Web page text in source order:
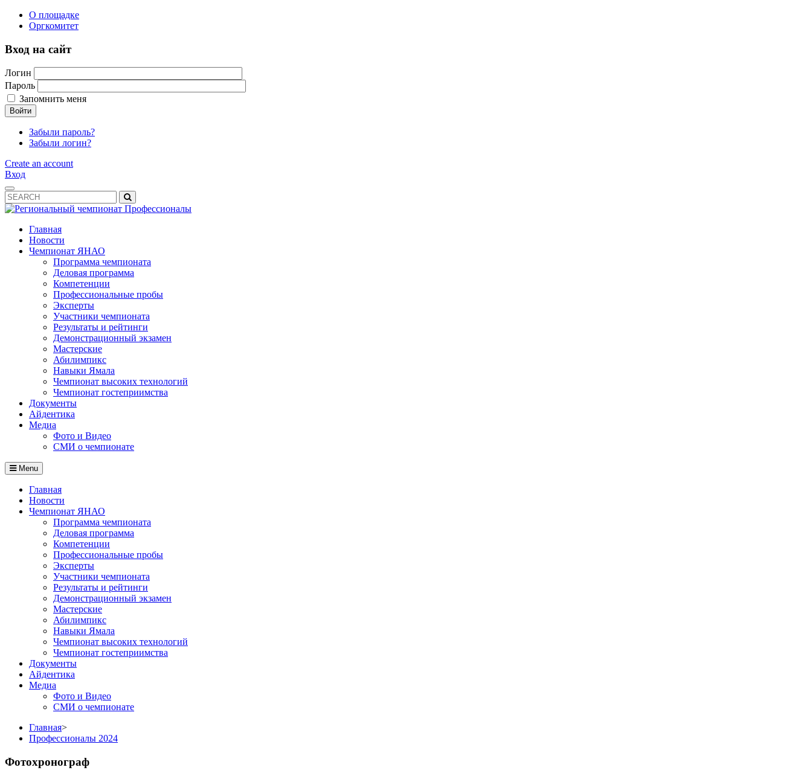
О площадке
Оргкомитет
Вход на сайт
Логин
Пароль
Запомнить меня
Войти
Забыли пароль?
Забыли логин?
Create an account
Вход
Главная
Новости
Чемпионат ЯНАО
Программа чемпионата
Деловая программа
Компетенции
Профессиональные пробы
Эксперты
Участники чемпионата
Результаты и рейтинги
Демонстрационный экзамен
Мастерские
Абилимпикс
Навыки Ямала
Чемпионат высоких технологий
Чемпионат гостеприимства
Документы
Айдентика
Медиа
Фото и Видео
СМИ о чемпионате
Menu
Главная
Новости
Чемпионат ЯНАО
Программа чемпионата
Деловая программа
Компетенции
Профессиональные пробы
Эксперты
Участники чемпионата
Результаты и рейтинги
Демонстрационный экзамен
Мастерские
Абилимпикс
Навыки Ямала
Чемпионат высоких технологий
Чемпионат гостеприимства
Документы
Айдентика
Медиа
Фото и Видео
СМИ о чемпионате
Главная>
Профессионалы 2024
Фотохронограф